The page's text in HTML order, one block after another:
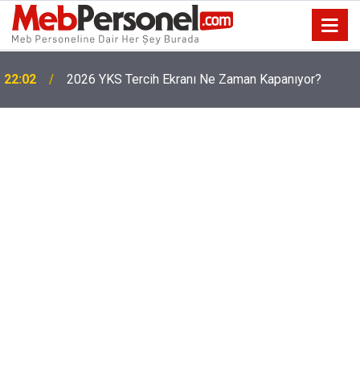
22:02 2026 YKS Tercih Ekranı Ne Zaman Kapanıyor?